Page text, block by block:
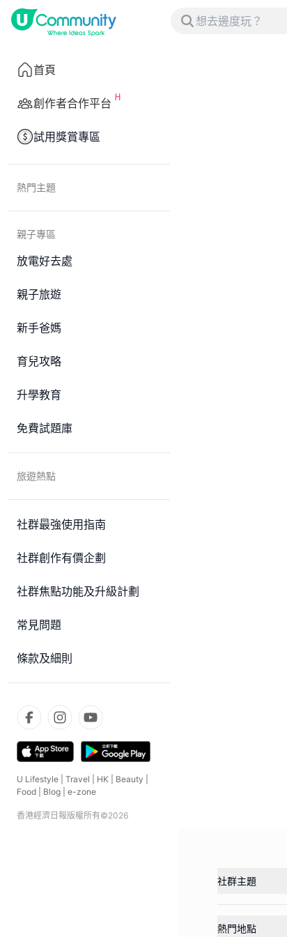
首頁
創作者合作平台
試用獎賞專區
熱門主題
親子專區
放電好去處
親子旅遊
新手爸媽
育兒攻略
升學教育
免費試題庫
旅遊熱點
社群最強使用指南
社群創作有價企劃
社群焦點功能及升級計劃
常見問題
條款及細則
U Lifestyle Travel HK Beauty
Food
Blog e-zone
香港經濟日報版權所有©2026
社群主題
熱門地點